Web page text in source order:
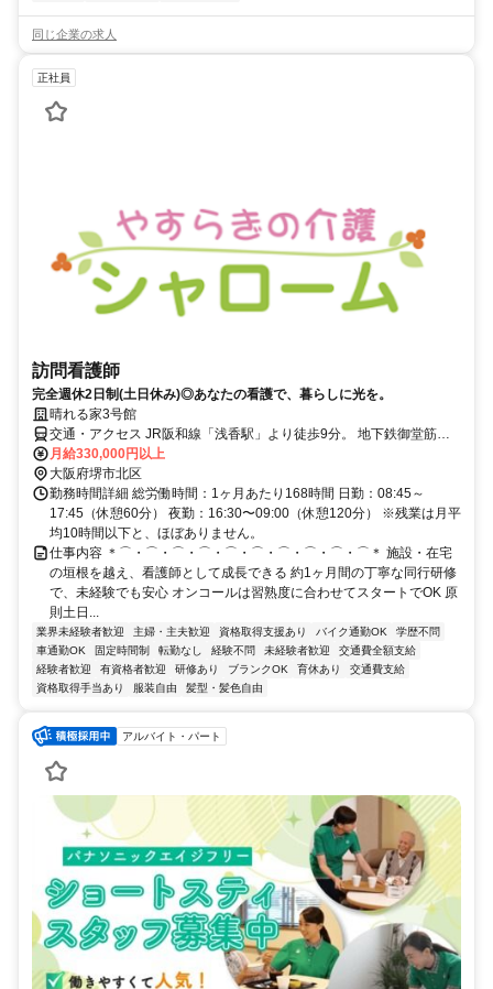
同じ企業の求人
正社員
訪問看護師
完全週休2日制(土日休み)◎あなたの看護で、暮らしに光を。
晴れる家3号館
交通・アクセス JR阪和線「浅香駅」より徒歩9分。 地下鉄御堂筋線
「北花田駅」より徒歩10分。 浅香山住宅前バス停より徒歩1分。
月給330,000円以上
大阪府堺市北区
勤務時間詳細 総労働時間：1ヶ月あたり168時間 日勤：08:45～
17:45（休憩60分） 夜勤：16:30〜09:00（休憩120分） ※残業は月平
均10時間以下と、ほぼありません。
仕事内容 ＊⌒・⌒・⌒・⌒・⌒・⌒・⌒・⌒・⌒・⌒＊ 施設・在宅
の垣根を越え、看護師として成長できる 約1ヶ月間の丁寧な同行研修
で、未経験でも安心 オンコールは習熟度に合わせてスタートでOK 原
則土日...
業界未経験者歓迎 主婦・主夫歓迎 資格取得支援あり バイク通勤OK
学歴不問
車通勤OK
固定時間制 転勤なし 経験不問 未経験者歓迎
交通費全額支給
経験者歓迎
有資格者歓迎 研修あり ブランクOK 育休あり
交通費支給
資格取得手当あり
服装自由 髪型・髪色自由
アルバイト・パート